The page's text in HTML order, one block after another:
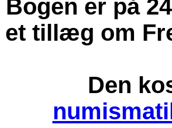
Bogen er på
et tillæg om
Den